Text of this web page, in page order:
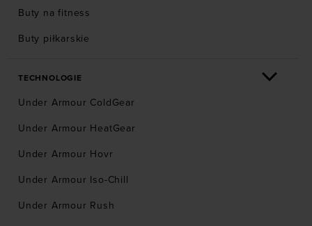
Buty na fitness
Buty piłkarskie
TECHNOLOGIE
Under Armour ColdGear
Under Armour HeatGear
Under Armour Hovr
Under Armour Iso-Chill
Under Armour Rush